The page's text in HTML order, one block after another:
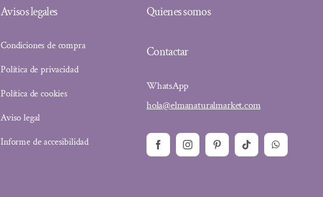
Avisos legales
Condiciones de compra
Política de privacidad
Política de cookies
Aviso legal
Informe de accesibilidad
Quienes somos
Contactar
WhatsApp
hola@elmanaturalmarket.com